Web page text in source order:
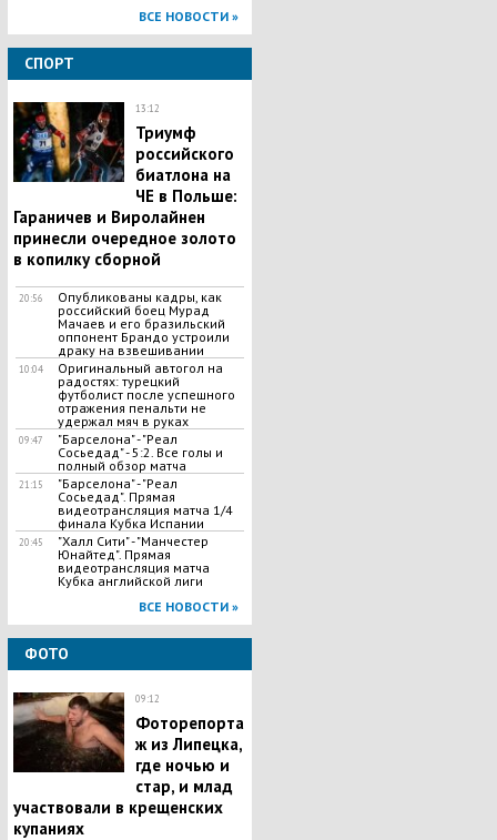
ВСЕ НОВОСТИ »
СПОРТ
13:12
Триумф
российского
биатлона на
ЧЕ в Польше:
Гараничев и Виролайнен
принесли очередное золото
в копилку сборной
20:56
Опубликованы кадры, как
российский боец Мурад
Мачаев и его бразильский
оппонент Брандо устроили
драку на взвешивании
10:04
Оригинальный автогол на
радостях: турецкий
футболист после успешного
отражения пенальти не
удержал мяч в руках
09:47
"Барселона" - "Реал
Сосьедад" - 5:2. Все голы и
полный обзор матча
21:15
"Барселона" - "Реал
Сосьедад". Прямая
видеотрансляция матча 1/4
финала Кубка Испании
20:45
"Халл Сити" - "Манчестер
Юнайтед". Прямая
видеотрансляция матча
Кубка английской лиги
ВСЕ НОВОСТИ »
ФОТО
09:12
Фоторепорта
ж из Липецка,
где ночью и
стар, и млад
участвовали в крещенских
купаниях